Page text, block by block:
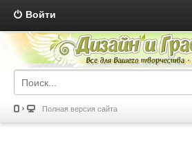
Войти
Полная версия сайта